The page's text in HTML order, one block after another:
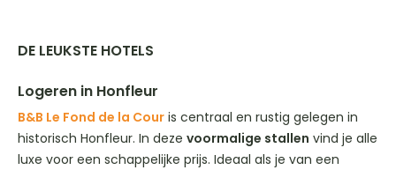
DE LEUKSTE HOTELS
Logeren in Honfleur
B&B Le Fond de la Cour is centraal en rustig gelegen in
historisch Honfleur. In deze voormalige stallen vind je alle
luxe voor een schappelijke prijs. Ideaal als je van een